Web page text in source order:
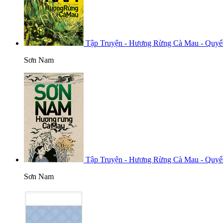
Tập Truyện - Hương Rừng Cà Mau -
Sơn Nam
Tập Truyện - Hương Rừng Cà Mau -
Sơn Nam